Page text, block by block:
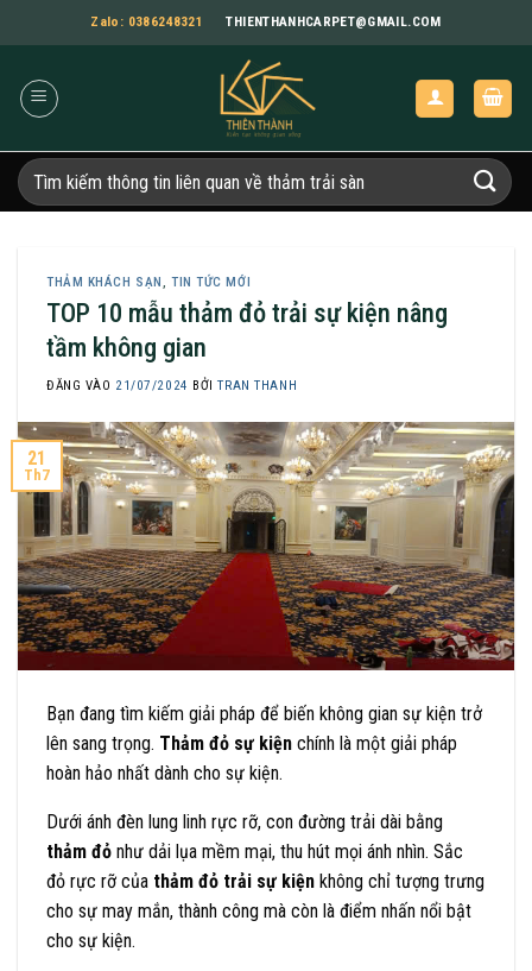
qua
dung
Zalo: 0386248321 THIENTHANHCARPET@GMAIL.COM
Tìm
kiếm:
THẢM KHÁCH SẠN , TIN TỨC MỚI
TOP 10 mẫu thảm đỏ trải sự kiện nâng
tầm không gian
ĐĂNG VÀO 21/07/2024 BỞITRAN THANH
21
Th7
Bạn đang tìm kiếm giải pháp để biến không gian sự kiện trở
lên sang trọng. Thảm đỏ sự kiện chính là một giải pháp
hoàn hảo nhất dành cho sự kiện.
Dưới ánh đèn lung linh rực rỡ, con đường trải dài bằng
thảm đỏ như dải lụa mềm mại, thu hút mọi ánh nhìn. Sắc
đỏ rực rỡ của thảm đỏ trải sự kiện không chỉ tượng trưng
cho sự may mắn, thành công mà còn là điểm nhấn nổi bật
cho sự kiện.